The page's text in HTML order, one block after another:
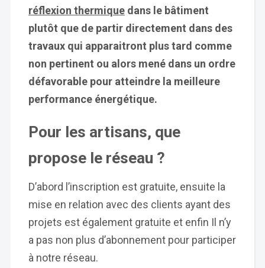
réflexion thermiquedans le bâtiment
plutôt que de partir directement dans des
travaux qui apparaitront plus tard comme
non pertinent ou alors mené dans un ordre
défavorable pour atteindre la meilleure
performance énergétique.
Pour les artisans, que
propose le réseau ?
D’abord l’inscription est gratuite, ensuite la
mise en relation avec des clients ayant des
projets est également gratuite et enfin Il n’y
a pas non plus d’abonnement pour participer
à notre réseau.